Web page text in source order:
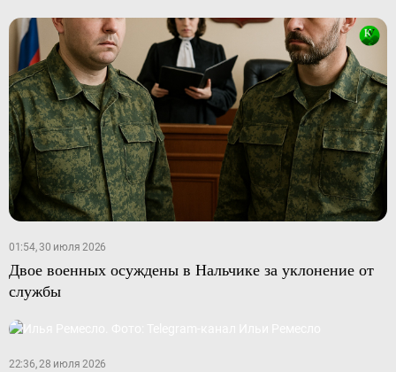
01:54, 30 июля 2026
Двое военных осуждены в Нальчике за уклонение от
службы
22:36, 28 июля 2026